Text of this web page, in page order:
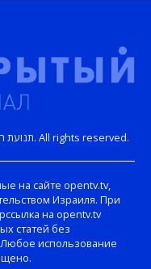
Copyright © Открытый телеканал. תנועת הערבות. All rights reserved.
на сайте opentv.tv,
Израиля. При
на opentv.tv
статей без
использование